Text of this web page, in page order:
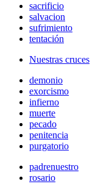
sacrificio
salvacion
sufrimiento
tentación
Nuestras cruces
demonio
exorcismo
infierno
muerte
pecado
penitencia
purgatorio
padrenuestro
rosario